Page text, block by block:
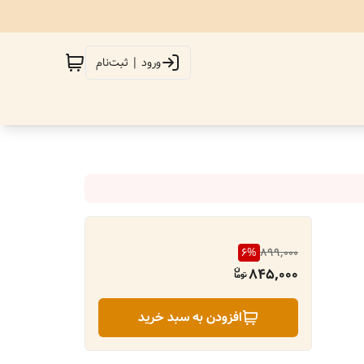
ورود | ثبت‌نام
899,000
6%
845,000
افزودن به سبد خرید